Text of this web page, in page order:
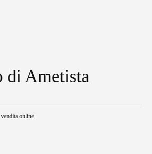
di Ametista
online